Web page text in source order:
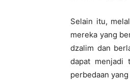
Selain itu,
mereka yang
dzalim dan
dapat menjadi
perbedaan yang